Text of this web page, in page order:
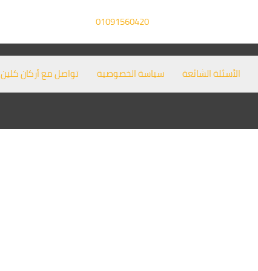
01091560420
الأسئلة الشائعة سياسة الخصوصية تواصل مع أركان كلين